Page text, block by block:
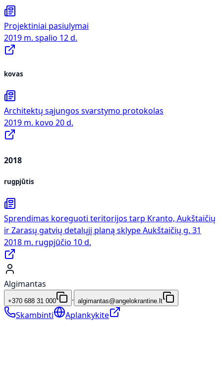
Projektiniai pasiulymai
2019 m. spalio 12 d.
kovas
Architektų sąjungos svarstymo protokolas
2019 m. kovo 20 d.
2018
rugpjūtis
Sprendimas koreguoti teritorijos tarp Kranto, Aukštaičių
ir Zarasų gatvių detalųjį planą sklype Aukštaičių g. 31
2018 m. rugpjūčio 10 d.
Algimantas
+370 688 31 000 · algimantas@angelokrantine.lt
Skambinti Aplankykite